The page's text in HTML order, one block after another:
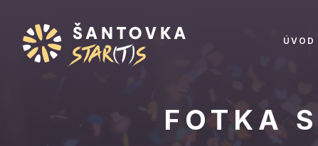
ÚVOD
FOTKA